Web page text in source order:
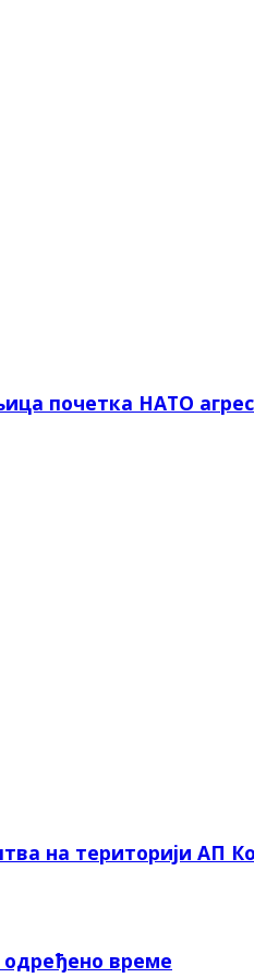
почетка НАТО
на територији АП
одређено време